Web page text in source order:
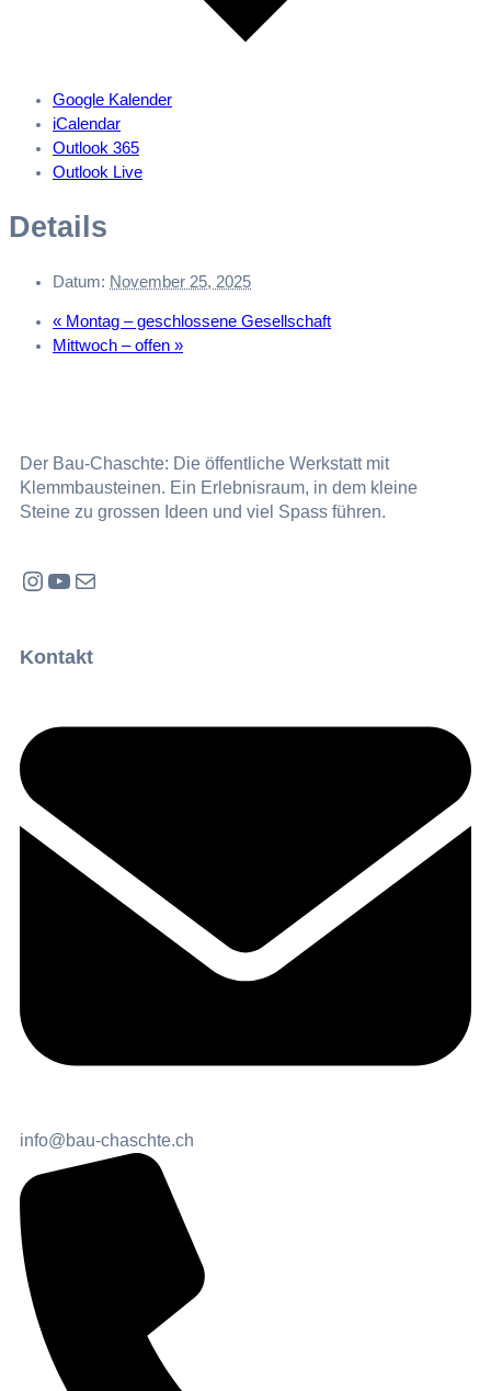
Google Kalender
iCalendar
Outlook 365
Outlook Live
Details
Datum: November 25, 2025
« Montag – geschlossene Gesellschaft
Mittwoch – offen »
Der Bau-Chaschte: Die öffentliche Werkstatt mit
Klemmbausteinen. Ein Erlebnisraum, in dem kleine
Steine zu grossen Ideen und viel Spass führen.
Instagram YouTube E-Mail
Kontakt
info@bau-chaschte.ch